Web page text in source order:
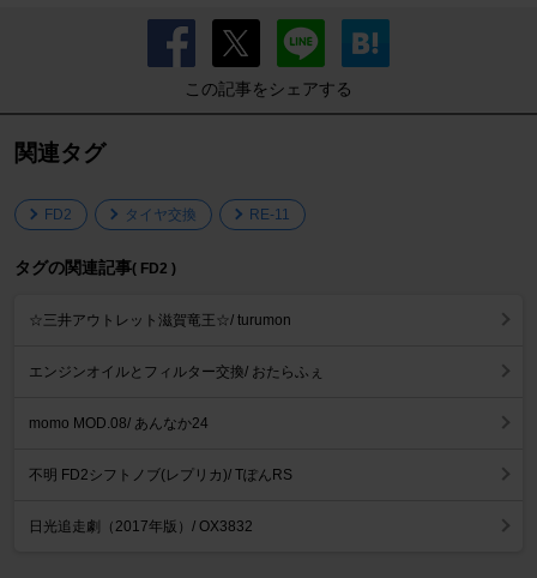
この記事をシェアする
関連タグ
FD2 タイヤ交換 RE-11
タグの関連記事( FD2 )
☆三井アウトレット滋賀竜王☆/ turumon
エンジンオイルとフィルター交換/ おたらふぇ
momo MOD.08/ あんなか24
不明 FD2シフトノブ(レプリカ)/ TぽんRS
日光追走劇（2017年版）/ OX3832